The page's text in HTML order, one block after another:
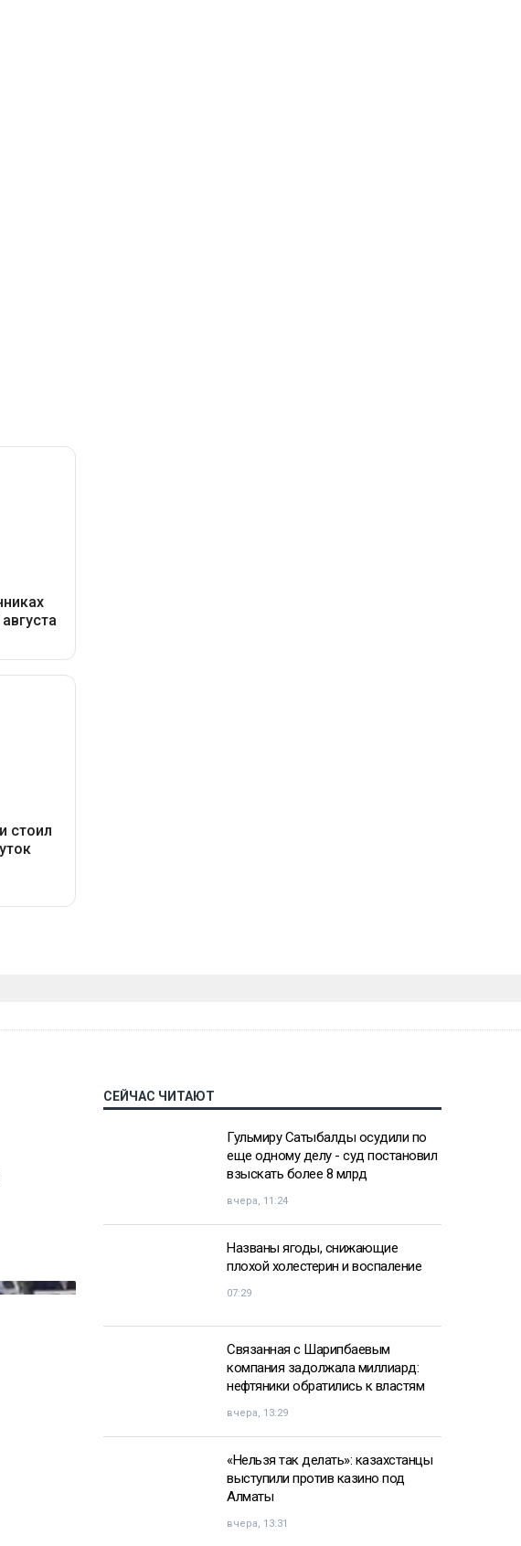
СЕЙЧАС ЧИТАЮТ
Гульмиру Сатыбалды осудили по
еще одному делу - суд постановил
взыскать более 8 млрд
вчера, 11:24
Названы ягоды, снижающие
плохой холестерин и воспаление
07:29
Связанная с Шарипбаевым
компания задолжала миллиард:
нефтяники обратились к властям
вчера, 13:29
«Нельзя так делать»: казахстанцы
выступили против казино под
Алматы
вчера, 13:31